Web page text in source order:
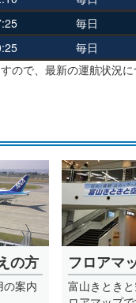
毎日
毎日
ので、最新の運航状況に
の方
の案内
フロアマ
富山きとき